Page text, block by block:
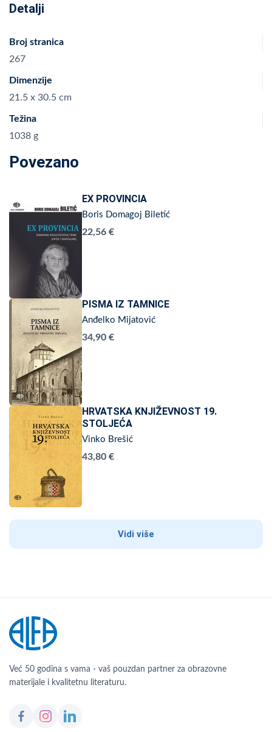
Detalji
Broj stranica
267
Dimenzije
21.5 x 30.5 cm
Težina
1038 g
Povezano
EX PROVINCIA
Boris Domagoj Biletić
22,56 €
PISMA IZ TAMNICE
Anđelko Mijatović
34,90 €
HRVATSKA KNJIŽEVNOST 19.
STOLJEĆA
Vinko Brešić
43,80 €
Vidi više
Već 50 godina s vama - vaš pouzdan partner za obrazovne
materijale i kvalitetnu literaturu.